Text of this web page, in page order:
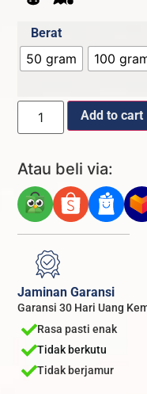
Berat
50 gram 100
Add to cart
Atau beli via:
Jaminan Garansi
Garansi 30 Hari Uang
Rasa pasti enak
Tidak berkutu
Tidak berjamur